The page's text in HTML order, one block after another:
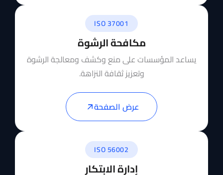
ISO 37001
مكافحة الرشوة
يساعد المؤسسات على منع وكشف ومعالجة الرشوة
وتعزيز ثقافة النزاهة.
عرض الصفحة
ISO 56002
إدارة الابتكار